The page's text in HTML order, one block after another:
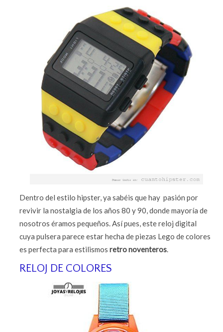
Dentro del estilo hipster, ya sabéis que hay pasión por
revivir la nostalgia de los años 80 y 90, donde mayoría de
nosotros éramos pequeños. Así pues, este reloj digital
cuya pulsera parece estar hecha de piezas Lego de colores
es perfecta para estilismosretro noventeros.
RELOJ DE COLORES